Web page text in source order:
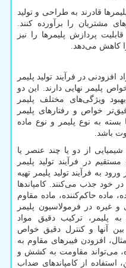
قادرند به طراحی و تولید
مشتریان را برآورده کنند.
پردازش پلیمرها را نیز
کاهش می‌دهد.
در فرآیند تولید پلیمر
پلیمر نهایی دارند. این دو
ویژگی‌های مختلف پلیمر
خواص و رفتارهای پلیمر
بسته به نوع پلیمر و نوع ماده
باشد.
شیمیایی از دو یا چند عنصر یا
در فرآیند تولید پلیمر
به فرآیند تولید پلیمر تهیه
خود جذب می‌کنند. کامپاند‌ها
ماده حاکم‌کننده، ماده مقاوم
غیره در فرمولاسیون پلیمر
به پلیمر، ترکیب دقیق مواد
بین آنها و کنترل دقیق خواص
افزودن فیبرهای مقاوم به
می‌تواند مقاومت به کشش و
استفاده از کامپاند‌های ضداب